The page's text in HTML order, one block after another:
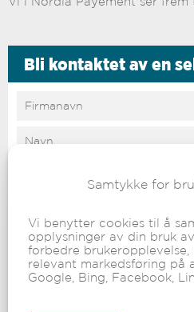
Samtykke for
Vi benytter cookies til å
opplysninger av din bruk
forbedre
relevant markedsføring på
Google, Bing, Facebook,
Bli kontaktet av en